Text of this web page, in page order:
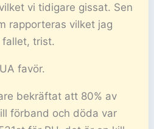
vi tidigare gissat. Sen
rapporteras vilket jag
trist.
favör.
bekräftat att 80% av
förband och döda var